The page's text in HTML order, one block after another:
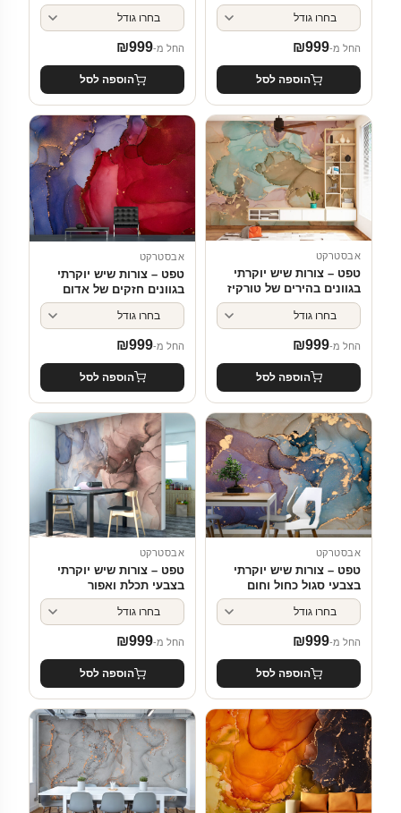
החל מ- ₪999
הוספה לסל
החל מ- ₪999
הוספה לסל
אבסטרקט
טפט – צורות שיש יוקרתי
בגוונים בהירים של טורקיז
וחום
החל מ- ₪999
הוספה לסל
אבסטרקט
טפט – צורות שיש יוקרתי
בגוונים חזקים של אדום
וסגול
החל מ- ₪999
הוספה לסל
אבסטרקט
טפט – צורות שיש יוקרתי
בצבעי סגול כחול וחום
החל מ- ₪999
הוספה לסל
אבסטרקט
טפט – צורות שיש יוקרתי
בצבעי תכלת ואפור
החל מ- ₪999
הוספה לסל